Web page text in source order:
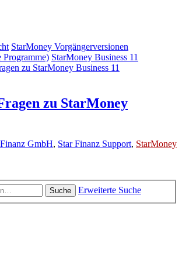
StarMoney Vorgängerversionen
Programme) StarMoney Business 11
zu StarMoney Business 11
zu StarMoney
GmbH, Star Finanz Support, StarMoney
Suche
Erweiterte Suche